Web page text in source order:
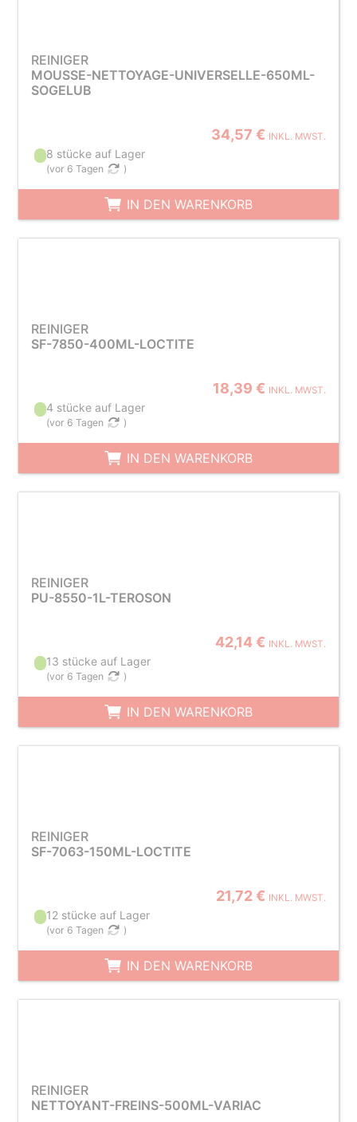
REINIGER
MOUSSE-NETTOYAGE-UNIVERSELLE-650ML-
SOGELUB
34,57 € INKL. MWST.
8 stücke auf Lager
(vor 6 Tagen )
IN DEN WARENKORB
REINIGER
SF-7850-400ML-LOCTITE
18,39 € INKL. MWST.
4 stücke auf Lager
(vor 6 Tagen )
IN DEN WARENKORB
REINIGER
PU-8550-1L-TEROSON
42,14 € INKL. MWST.
13 stücke auf Lager
(vor 6 Tagen )
IN DEN WARENKORB
REINIGER
SF-7063-150ML-LOCTITE
21,72 € INKL. MWST.
12 stücke auf Lager
(vor 6 Tagen )
IN DEN WARENKORB
REINIGER
NETTOYANT-FREINS-500ML-VARIAC